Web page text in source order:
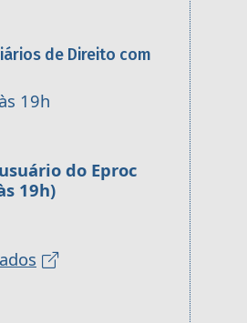
de Direito com
19h
do Eproc
19h)